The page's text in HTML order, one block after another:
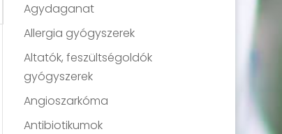
Agydaganat
Allergia gyógyszerek
Altatók, feszültségoldók
gyógyszerek
Angioszarkóma
Antibiotikumok